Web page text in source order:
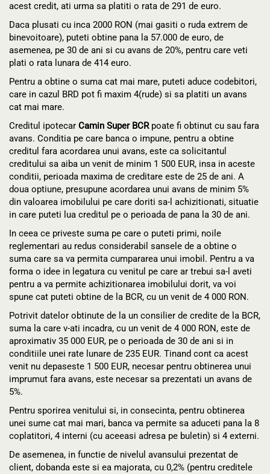
acest credit, ati urma sa platiti o rata de 291 de euro.
Daca plusati cu inca 2000 RON (mai gasiti o ruda extrem de
binevoitoare), puteti obtine pana la 57.000 de euro, de
asemenea, pe 30 de ani si cu avans de 20%, pentru care veti
plati o rata lunara de 414 euro.
Pentru a obtine o suma cat mai mare, puteti aduce codebitori,
care in cazul BRD pot fi maxim 4(rude) si sa platiti un avans
cat mai mare.
Creditul ipotecar Camin Super BCRpoate fi obtinut cu sau fara
avans. Conditia pe care banca o impune, pentru a obtine
creditul fara acordarea unui avans, este ca solicitantul
creditului sa aiba un venit de minim 1 500 EUR, insa in aceste
conditii, perioada maxima de creditare este de 25 de ani. A
doua optiune, presupune acordarea unui avans de minim 5%
din valoarea imobilului pe care doriti sa-l achizitionati, situatie
in care puteti lua creditul pe o perioada de pana la 30 de ani.
In ceea ce priveste suma pe care o puteti primi, noile
reglementari au redus considerabil sansele de a obtine o
suma care sa va permita cumpararea unui imobil. Pentru a va
forma o idee in legatura cu venitul pe care ar trebui sa-l aveti
pentru a va permite achizitionarea imobilului dorit, va voi
spune cat puteti obtine de la BCR, cu un venit de 4 000 RON.
Potrivit datelor obtinute de la un consilier de credite de la BCR,
suma la care v-ati incadra, cu un venit de 4 000 RON, este de
aproximativ 35 000 EUR, pe o perioada de 30 de ani si in
conditiile unei rate lunare de 235 EUR. Tinand cont ca acest
venit nu depaseste 1 500 EUR, necesar pentru obtinerea unui
imprumut fara avans, este necesar sa prezentati un avans de
5%.
Pentru sporirea venitului si, in consecinta, pentru obtinerea
unei sume cat mai mari, banca va permite sa aduceti pana la 8
coplatitori, 4 interni (cu aceeasi adresa pe buletin) si 4 externi.
De asemenea, in functie de nivelul avansului prezentat de
client, dobanda este si ea majorata, cu 0,2% (pentru creditele